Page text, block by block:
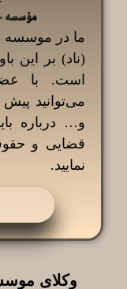
ما در موسسه
(ناد) بر این
است. با
می‌توانید پیش
و… درباره
قضایی و
نمایید.
وکلای